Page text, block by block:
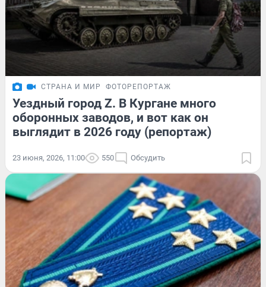
СТРАНА И МИР ФОТОРЕПОРТАЖ
Уездный город Z. В Кургане много
оборонных заводов, и вот как он
выглядит в 2026 году (репортаж)
23 июня, 2026, 11:00 550 Обсудить